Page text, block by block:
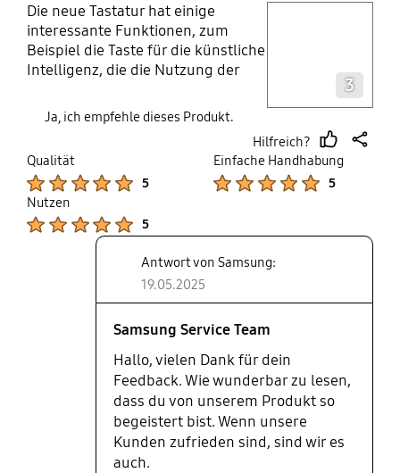
Die neue Tastatur hat einige
interessante Funktionen, zum
Beispiel die Taste für die künstliche
Intelligenz, die die Nutzung der
hinaus ermöglicht das gebogene
Design eine bessere Handhabung
Magneten auf der Rückseite des
Tablets. Ich fand es total super und
die Preis-Leistungs-Verhältnis ist
super!
3
Ja, ich empfehle dieses Produkt.
Hilfreich?
thumb
up
Qualität
5
Einfache Handhabung
5
Nutzen
5
Antwort von Samsung:
19.05.2025
Samsung Service Team
Hallo, vielen Dank für dein
Feedback. Wie wunderbar zu lesen,
dass du von unserem Produkt so
begeistert bist. Wenn unsere
Kunden zufrieden sind, sind wir es
auch.